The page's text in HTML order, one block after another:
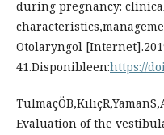
during pregnancy:
Otolaryngol
41.Disponibleen:https://
Evaluation of the